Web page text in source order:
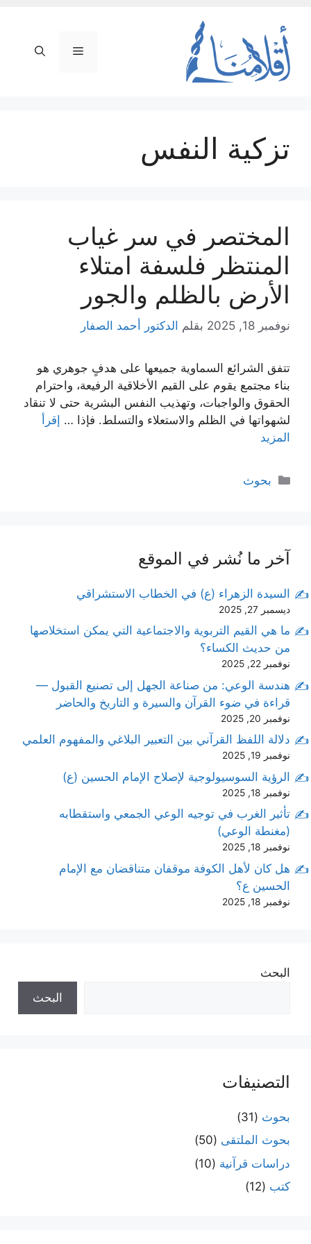
المحتوى
القائمة
تزكية النفس
المختصر في سر غياب
المنتظر فلسفة امتلاء
الأرض بالظلم والجور
نوفمبر 18, 2025 بقلم الدكتور أحمد الصفار
تتفق الشرائع السماوية جميعها على هدفٍ جوهري هو
بناء مجتمع يقوم على القيم الأخلاقية الرفيعة، واحترام
الحقوق والواجبات، وتهذيب النفس البشرية حتى لا تنقاد
لشهواتها في الظلم والاستعلاء والتسلط. فإذا … إقرأ
المزيد
التصنيفات
بحوث
آخر ما نُشر في الموقع
السيدة الزهراء (ع) في الخطاب الاستشراقي
ديسمبر 27, 2025
ما هي القيم التربوية والاجتماعية التي يمكن استخلاصها
من حديث الكساء؟
نوفمبر 22, 2025
هندسة الوعي: من صناعة الجهل إلى تصنيع القبول —
قراءة في ضوء القرآن والسيرة و التاريخ والحاضر
نوفمبر 20, 2025
دلالة اللفظ القرآني بين التعبير البلاغي والمفهوم العلمي
نوفمبر 19, 2025
الرؤية السوسيولوجية لإصلاح الإمام الحسين (ع)
نوفمبر 18, 2025
تأثير الغرب في توجيه الوعي الجمعي واستقطابه
(مغنطة الوعي)
نوفمبر 18, 2025
هل كان لأهل الكوفة موقفان متناقضان مع الإمام
الحسين ع؟
نوفمبر 18, 2025
البحث
البحث
التصنيفات
بحوث (31)
بحوث الملتقى (50)
دراسات قرآنية (10)
كتب (12)